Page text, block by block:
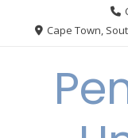
Cape Town,